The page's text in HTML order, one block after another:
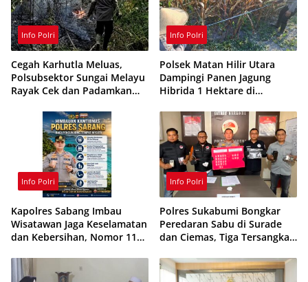
Info Polri
Cegah Karhutla Meluas,
Polsubsektor Sungai Melayu
Rayak Cek dan Padamkan
Info Polri
Polsek Matan Hilir Utara
Dampingi Panen Jagung
Hibrida 1 Hektare di
Info Polri
Kapolres Sabang Imbau
Wisatawan Jaga Keselamatan
dan Kebersihan, Nomor 110
Info Polri
Polres Sukabumi Bongkar
Peredaran Sabu di Surade
dan Ciemas, Tiga Tersangka